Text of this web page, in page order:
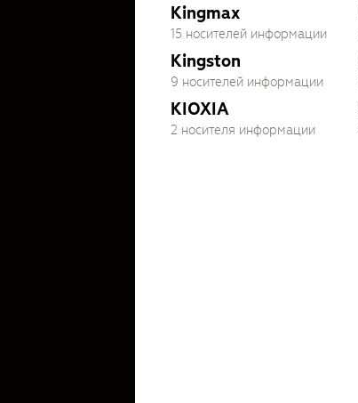
Kingmax
15 носителей информации
Kingston
9 носителей информации
KIOXIA
2 носителя информации